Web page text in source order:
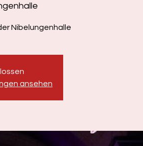
Nibelungenhalle
ansehen